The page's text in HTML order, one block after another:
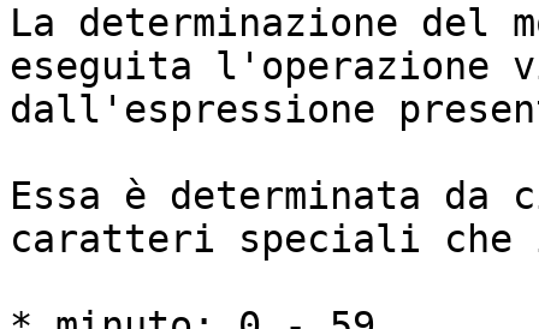
La determinazione del
eseguita l'operazione
dall'espressione
Essa è determinata da
caratteri speciali che